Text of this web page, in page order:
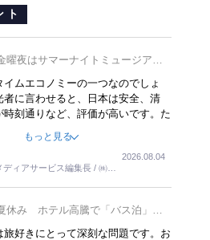
ト
曜夜はサマーナイトミュージア
で
イムエコノミーの一つなのでしょ
者に言わせると、日本は安全、清
時刻通りなど、評価が高いです。た
意味で、金曜夜にこのようなイベン
日本人に限らず外国人にとっても
でしょうね。
もっと見る
ィアサービス編集長 / ㈱ツ
2026.08.04
休み ホテル高騰で「バス泊」人
旅好きにとって深刻な問題です。お